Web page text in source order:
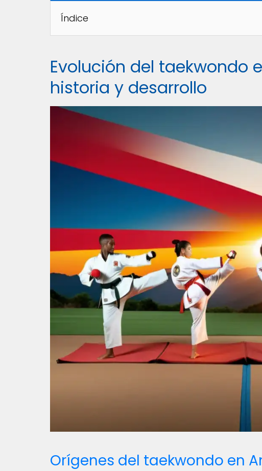
Índice
Evolución del taekwondo
historia y desarrollo
Orígenes del taekwondo en